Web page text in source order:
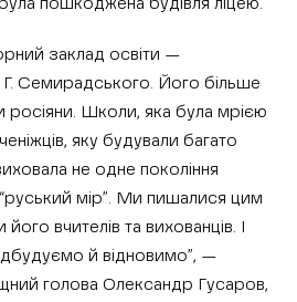
пошкоджена будівля ліцею.
заклад освіти —
Г. Семирадського. Його більше
Школи, яка була мрією
яку будували багато
не одне покоління
мір”. Ми пишалися цим
вчителів та вихованців. І
й відновимо”, —
голова Олександр Гусаров,